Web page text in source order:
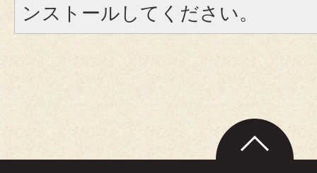
ンストールしてください。
ペ
ー